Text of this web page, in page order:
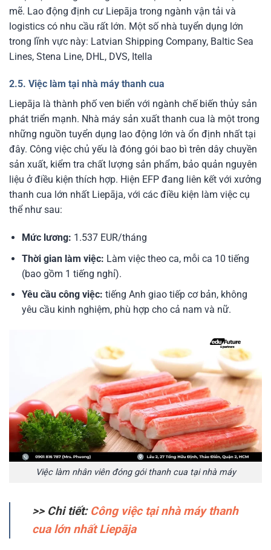
mẽ. Lao động định cư Liepāja trong ngành vận tải và
logistics có nhu cầu rất lớn. Một số nhà tuyển dụng lớn
trong lĩnh vực này: Latvian Shipping Company, Baltic Sea
Lines, Stena Line, DHL, DVS, Itella
2.5. Việc làm tại nhà máy thanh cua
Liepāja là thành phố ven biển với ngành chế biến thủy sản
phát triển mạnh. Nhà máy sản xuất thanh cua là một trong
những nguồn tuyển dụng lao động lớn và ổn định nhất tại
đây. Công việc chủ yếu là đóng gói bao bì trên dây chuyền
sản xuất, kiểm tra chất lượng sản phẩm, bảo quản nguyên
liệu ở điều kiện thích hợp. Hiện EFP đang liên kết với xưởng
thanh cua lớn nhất Liepāja, với các điều kiện làm việc cụ
thể như sau:
Mức lương: 1.537 EUR/tháng
Thời gian làm việc: Làm việc theo ca, mỗi ca 10 tiếng
(bao gồm 1 tiếng nghỉ).
Yêu cầu công việc: tiếng Anh giao tiếp cơ bản, không
yêu cầu kinh nghiệm, phù hợp cho cả nam và nữ.
Việc làm nhân viên đóng gói thanh cua tại nhà máy
>> Chi tiết: Công việc tại nhà máy thanh
cua lớn nhất Liepāja